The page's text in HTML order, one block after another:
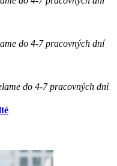
do 4-7 pracovných dní
do 4-7 pracovných dní